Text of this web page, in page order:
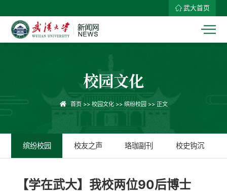
武大首页
校园文化
首页>> 校园文化>> 缤纷校园 >> 正文
缤纷校园 校友之声 珞珈副刊 校史钩沉
【学在武大】我校两位90后博士